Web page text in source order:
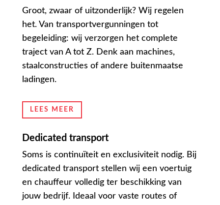
Groot, zwaar of uitzonderlijk? Wij regelen
het. Van transportvergunningen tot
begeleiding: wij verzorgen het complete
traject van A tot Z. Denk aan machines,
staalconstructies of andere buitenmaatse
ladingen.
LEES MEER
Dedicated transport
Soms is continuïteit en exclusiviteit nodig. Bij
dedicated transport stellen wij een voertuig
en chauffeur volledig ter beschikking van
jouw bedrijf. Ideaal voor vaste routes of